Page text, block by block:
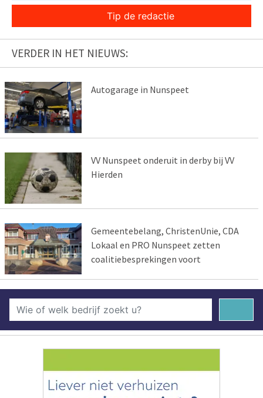
Tip de redactie
VERDER IN HET NIEUWS:
Autogarage in Nunspeet
VV Nunspeet onderuit in derby bij VV
Hierden
Gemeentebelang, ChristenUnie, CDA
Lokaal en PRO Nunspeet zetten
coalitiebesprekingen voort